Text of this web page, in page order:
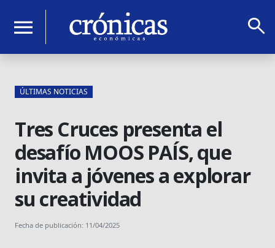
menu search
ÚLTIMAS NOTICIAS
Tres Cruces presenta el
desafío MOOS PAÍS, que
invita a jóvenes a explorar
su creatividad
Fecha de publicación: 11/04/2025